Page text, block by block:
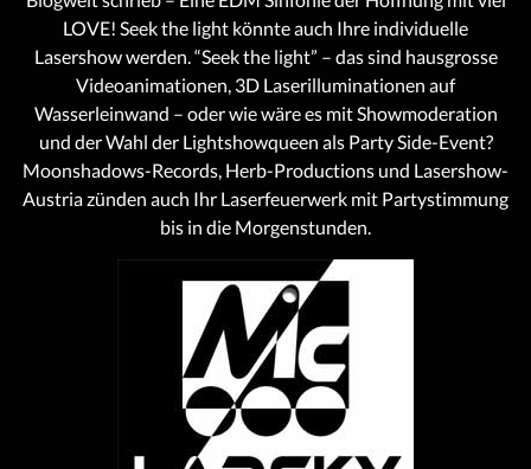
LOVE! Seek the light könnte auch Ihre individuelle
Lasershow werden. “Seek the light” – das sind hausgrosse
Videoanimationen, 3D Laserilluminationen auf
Wasserleinwand – oder wie wäre es mit Showmoderation
und der Wahl der Lightshowqueen als Party Side-Event?
Moonshadows-Records, Herb-Productions und Lasershow-
Austria zünden auch Ihr Laserfeuerwerk mit Partystimmung
bis in die Morgenstunden.